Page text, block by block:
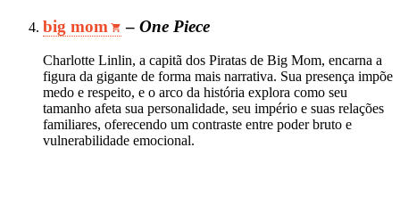
big mom – One Piece
Charlotte Linlin, a capitã dos Piratas de Big Mom, encarna a
figura da gigante de forma mais narrativa. Sua presença impõe
medo e respeito, e o arco da história explora como seu
tamanho afeta sua personalidade, seu império e suas relações
familiares, oferecendo um contraste entre poder bruto e
vulnerabilidade emocional.